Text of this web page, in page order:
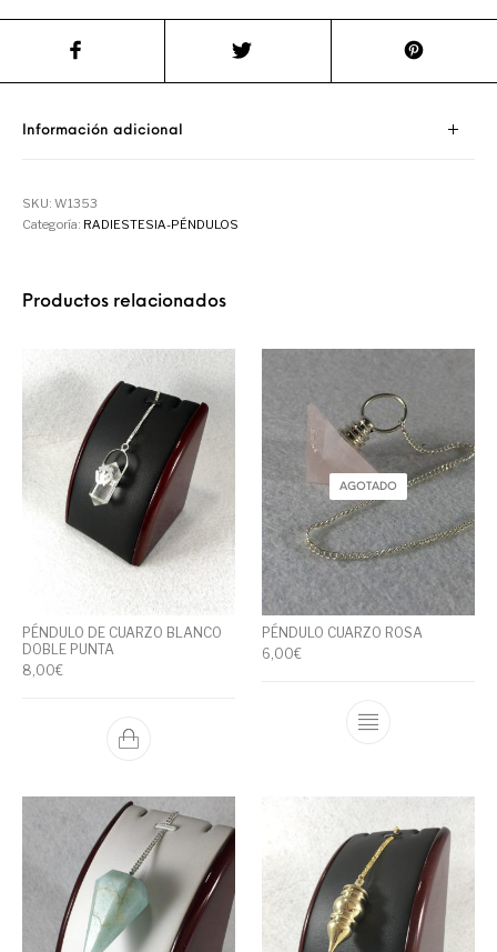
Información adicional
SKU:W1353
Categoría: RADIESTESIA-PÉNDULOS
Productos relacionados
PÉNDULO DE CUARZO BLANCO
DOBLE PUNTA
8,00€
AGOTADO
PÉNDULO CUARZO ROSA
6,00€